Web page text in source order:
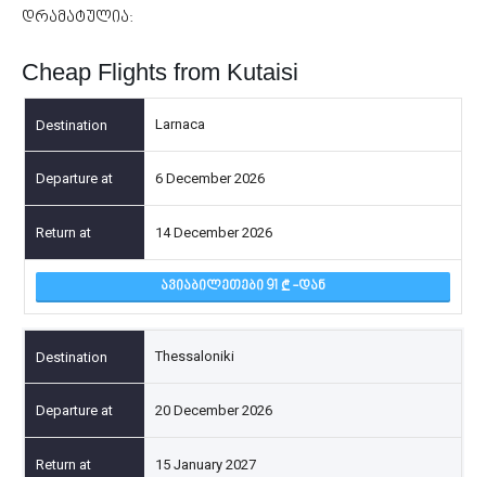
დრამატულია:
Cheap Flights from Kutaisi
Larnaca
6 December 2026
14 December 2026
ᲐᲕᲘᲐᲑᲘᲚᲔᲗᲔᲑᲘ 91 -ᲓᲐᲜ
Thessaloniki
20 December 2026
15 January 2027